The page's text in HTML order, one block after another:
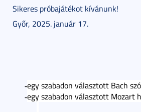
Sikeres próbajátékot kívánunk!
Győr, 2025. január 17.
-egy szabadon választott Bach
-egy szabadon választott Mozart